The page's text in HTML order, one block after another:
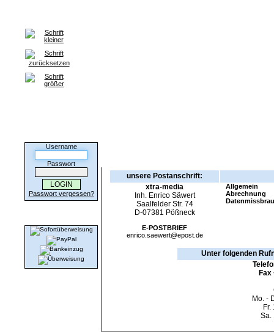
Username
Passwort
Passwort vergessen?
unsere Postanschrift:
xtra-media
Inh. Enrico Säwert
Saalfelder Str. 74
D-07381 Pößneck
E-POSTBRIEF
enrico.saewert@epost.de
Allgemein
Abrechnung
Unter folgenden
Fax
Mo. -
Sa.